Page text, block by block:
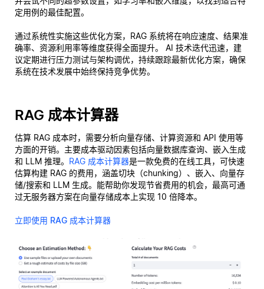
定用例的最佳配置。
通过系统性实施这些优化方案，RAG 系统将在响应速度、结果准
确率、资源利用率等维度获得全面提升。 AI 技术迭代迅速，建
议定期进行压力测试与架构调优，持续跟踪最新优化方案，确保
系统在技术发展中始终保持竞争优势。
RAG 成本计算器
估算 RAG 成本时，需要分析向量存储、计算资源和 API 使用等
方面的开销。主要成本驱动因素包括向量数据库查询、嵌入生成
和 LLM 推理。 RAG 成本计算器是一款免费的在线工具，可快速
估算构建 RAG 的费用，涵盖切块（chunking）、嵌入、向量存
储/搜索和 LLM 生成。能帮助你发现节省费用的机会，最高可通
过无服务器方案在向量存储成本上实现 10 倍降本。
立即使用 RAG 成本计算器